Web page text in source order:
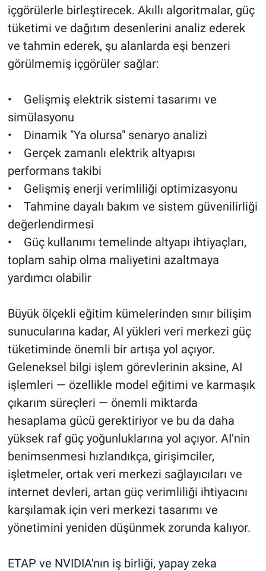
içgörülerle birleştirecek. Akıllı algoritmalar, güç
tüketimi ve dağıtım desenlerini analiz ederek
ve tahmin ederek, şu alanlarda eşi benzeri
görülmemiş içgörüler sağlar:
• Gelişmiş elektrik sistemi tasarımı ve
simülasyonu
• Dinamik "Ya olursa" senaryo analizi
• Gerçek zamanlı elektrik altyapısı
performans takibi
• Gelişmiş enerji verimliliği optimizasyonu
• Tahmine dayalı bakım ve sistem güvenilirliği
değerlendirmesi
• Güç kullanımı temelinde altyapı ihtiyaçları,
toplam sahip olma maliyetini azaltmaya
yardımcı olabilir
Büyük ölçekli eğitim kümelerinden sınır bilişim
sunucularına kadar, AI yükleri veri merkezi güç
tüketiminde önemli bir artışa yol açıyor.
Geleneksel bilgi işlem görevlerinin aksine, AI
işlemleri — özellikle model eğitimi ve karmaşık
çıkarım süreçleri — önemli miktarda
hesaplama gücü gerektiriyor ve bu da daha
yüksek raf güç yoğunluklarına yol açıyor. AI’nin
benimsenmesi hızlandıkça, girişimciler,
işletmeler, ortak veri merkezi sağlayıcıları ve
internet devleri, artan güç verimliliği ihtiyacını
karşılamak için veri merkezi tasarımı ve
yönetimini yeniden düşünmek zorunda kalıyor.
ETAP ve NVIDIA'nın iş birliği, yapay zeka